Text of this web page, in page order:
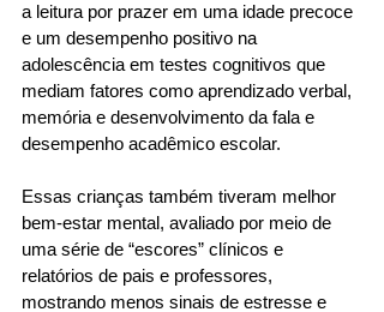
a leitura por prazer em uma idade precoce
e um desempenho positivo na
adolescência em testes cognitivos que
mediam fatores como aprendizado verbal,
memória e desenvolvimento da fala e
desempenho acadêmico escolar.
Essas crianças também tiveram melhor
bem-estar mental, avaliado por meio de
uma série de “escores” clínicos e
relatórios de pais e professores,
mostrando menos sinais de estresse e